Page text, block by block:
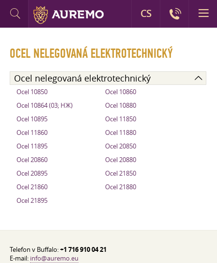
OCEL NELEGOVANÁ ELEKTROTECHNICKÝ
Ocel nelegovaná elektrotechnický
Ocel 10850
Ocel 10860
Ocel 10864 (03; НЖ)
Ocel 10880
Ocel 10895
Ocel 11850
Ocel 11860
Ocel 11880
Ocel 11895
Ocel 20850
Ocel 20860
Ocel 20880
Ocel 20895
Ocel 21850
Ocel 21860
Ocel 21880
Ocel 21895
Telefon v Buffalo:+1 716 910 04 21
E-mail: info@auremo.eu
CS